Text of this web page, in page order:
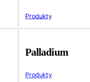
Produkty
Palladium
Produkty